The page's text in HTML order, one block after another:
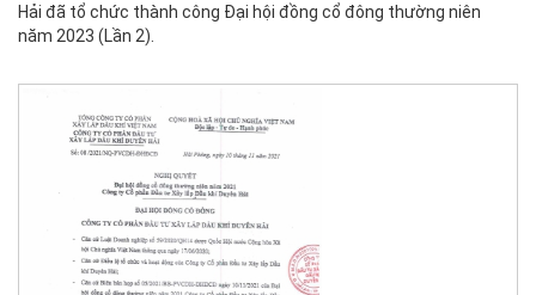
Hải đã tổ chức thành công Đại hội đồng cổ đông thường niên
năm 2023 (Lần 2).